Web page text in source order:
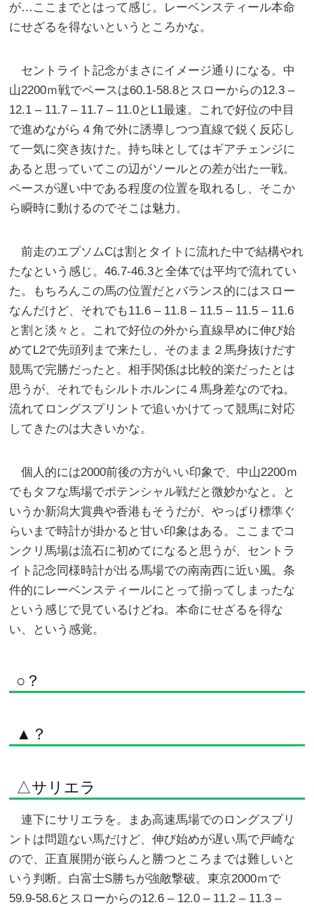
が…ここまでとはって感じ。レーベンスティール本命
にせざるを得ないというところかな。
セントライト記念がまさにイメージ通りになる。中
山2200ｍ戦でペースは60.1-58.8とスローからの12.3 –
12.1 – 11.7 – 11.7 – 11.0とL1最速。これで好位の中目
で進めながら４角で外に誘導しつつ直線で鋭く反応し
て一気に突き抜けた。持ち味としてはギアチェンジに
あると思っていてこの辺がソールとの差が出た一戦。
ペースが遅い中である程度の位置を取れるし、そこか
ら瞬時に動けるのでそこは魅力。
前走のエプソムCは割とタイトに流れた中で結構やれ
たなという感じ。46.7-46.3と全体では平均で流れてい
た。もちろんこの馬の位置だとバランス的にはスロー
なんだけど、それでも11.6 – 11.8 – 11.5 – 11.5 – 11.6
と割と淡々と。これで好位の外から直線早めに伸び始
めてL2で先頭列まで来たし、そのまま２馬身抜けだす
競馬で完勝だったと。相手関係は比較的楽だったとは
思うが、それでもシルトホルンに４馬身差なのでね。
流れてロングスプリントで追いかけてって競馬に対応
してきたのは大きいかな。
個人的には2000前後の方がいい印象で、中山2200ｍ
でもタフな馬場でポテンシャル戦だと微妙かなと。と
いうか新潟大賞典や香港もそうだが、やっぱり標準ぐ
らいまで時計が掛かると甘い印象はある。ここまでコ
ンクリ馬場は流石に初めてになると思うが、セントラ
イト記念同様時計が出る馬場での南南西に近い風。条
件的にレーベンスティールにとって揃ってしまったな
という感じで見ているけどね。本命にせざるを得な
い、という感覚。
○？
▲？
△サリエラ
連下にサリエラを。まあ高速馬場でのロングスプリ
ントは問題ない馬だけど、伸び始めが遅い馬で戸崎な
ので、正直展開が嵌らんと勝つところまでは難しいと
いう判断。白富士S勝ちが強敵撃破。東京2000ｍで
59.9-58.6とスローからの12.6 – 12.0 – 11.2 – 11.3 –